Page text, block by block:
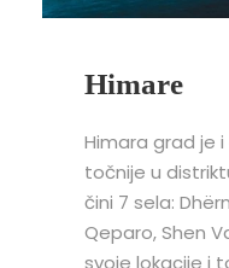
Himare
Himara grad je
točnije u
čini 7 sela:
Qeparo, Shen
svoje lokacije i